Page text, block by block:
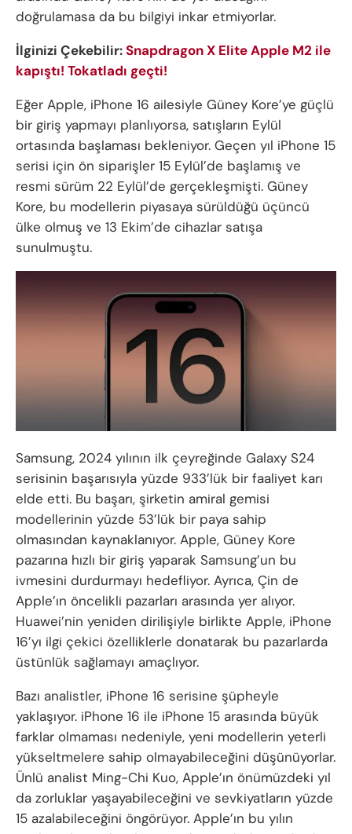
doğrulamasa da bu bilgiyi inkar etmiyorlar.
İlginizi Çekebilir:Snapdragon X Elite Apple M2 ile
kapıştı! Tokatladı geçti!
Eğer Apple, iPhone 16 ailesiyle Güney Kore’ye güçlü
bir giriş yapmayı planlıyorsa, satışların Eylül
ortasında başlaması bekleniyor. Geçen yıl iPhone 15
serisi için ön siparişler 15 Eylül’de başlamış ve
resmi sürüm 22 Eylül’de gerçekleşmişti. Güney
Kore, bu modellerin piyasaya sürüldüğü üçüncü
ülke olmuş ve 13 Ekim’de cihazlar satışa
sunulmuştu.
Samsung, 2024 yılının ilk çeyreğinde Galaxy S24
serisinin başarısıyla yüzde 933’lük bir faaliyet karı
elde etti. Bu başarı, şirketin amiral gemisi
modellerinin yüzde 53’lük bir paya sahip
olmasından kaynaklanıyor. Apple, Güney Kore
pazarına hızlı bir giriş yaparak Samsung’un bu
ivmesini durdurmayı hedefliyor. Ayrıca, Çin de
Apple’ın öncelikli pazarları arasında yer alıyor.
Huawei’nin yeniden dirilişiyle birlikte Apple, iPhone
16’yı ilgi çekici özelliklerle donatarak bu pazarlarda
üstünlük sağlamayı amaçlıyor.
Bazı analistler, iPhone 16 serisine şüpheyle
yaklaşıyor. iPhone 16 ile iPhone 15 arasında büyük
farklar olmaması nedeniyle, yeni modellerin yeterli
yükseltmelere sahip olmayabileceğini düşünüyorlar.
Ünlü analist Ming-Chi Kuo, Apple’ın önümüzdeki yıl
da zorluklar yaşayabileceğini ve sevkiyatların yüzde
15 azalabileceğini öngörüyor. Apple’ın bu yılın